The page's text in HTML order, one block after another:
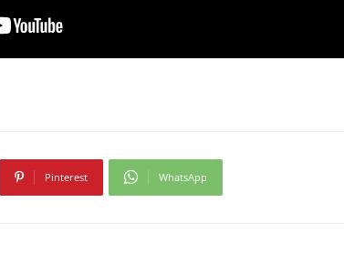
Pinterest WhatsApp